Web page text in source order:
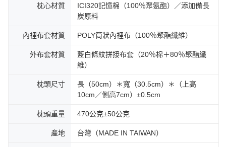
枕心材質
ICI320記憶棉（100％聚氨酯）／添加備長
炭原料
內裡布套材質 POLY筒狀內裡布（100％聚酯纖維）
外布套材質
藍白條紋拼接布套（20％棉＋80％聚酯纖
維）
枕頭尺寸
長（50cm）＊寬（30.5cm）＊（上高
10cm／側高7cm）±0.5cm
枕頭重量 470公克±50公克
產地 台灣（MADE IN TAIWAN）